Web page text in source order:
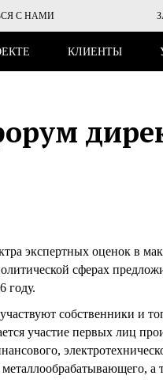
С НАМИ
КЛИЕНТЫ
экспертных оценок в
сферах
году.
собственники и
участие первых лиц
а